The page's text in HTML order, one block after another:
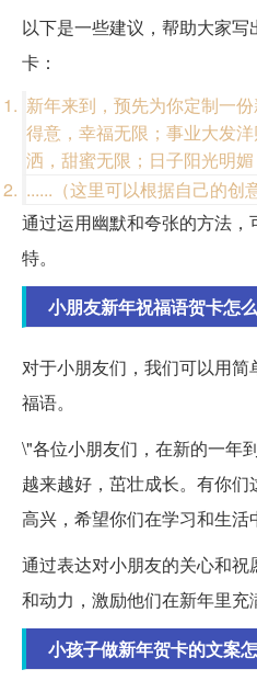
以下是一些建议，帮助大家
卡：
新年来到，预先为你定制一
得意，幸福无限；事业大发
洒，甜蜜无限；日子阳光明媚
......（这里可以根据自己的创
通过运用幽默和夸张的方法
特。
小朋友新年祝福语贺卡怎
对于小朋友们，我们可以用
福语。
\"各位小朋友们，在新的一年
越来越好，茁壮成长。有你
高兴，希望你们在学习和生
通过表达对小朋友的关心和
和动力，激励他们在新年里充
小孩子做新年贺卡的文案